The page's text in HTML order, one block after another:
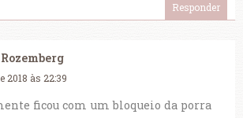
Responder
2018 às 22:39
ficou com um bloqueio da porra